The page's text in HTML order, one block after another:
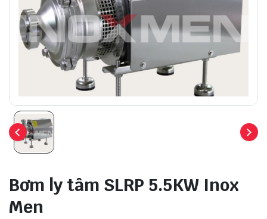
Bơm ly tâm SLRP 5.5KW Inox
Men